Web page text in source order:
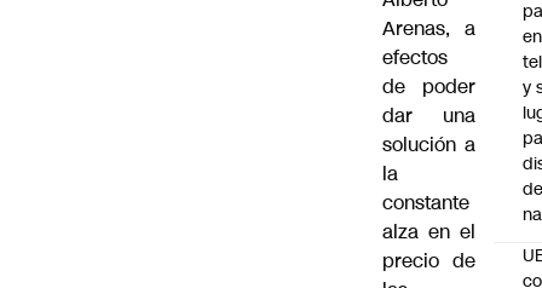
Arenas, a
efectos
de poder
dar una
solución a
la
constante
alza en el
precio de
en
y